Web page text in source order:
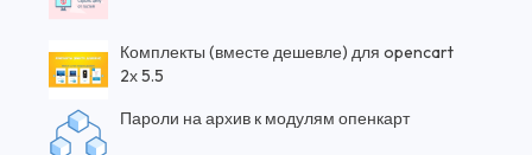
Комплекты (вместе дешевле) для opencart
2х 5.5
Пароли на архив к модулям опенкарт